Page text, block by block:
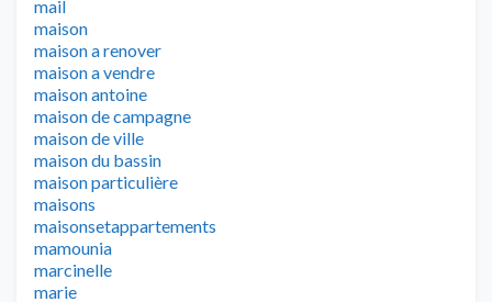
mail
maison
maison a renover
maison a vendre
maison antoine
maison de campagne
maison de ville
maison du bassin
maison particulière
maisons
maisonsetappartements
mamounia
marcinelle
marie